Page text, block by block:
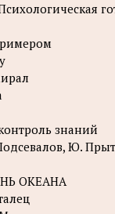
знаний
Ю.
ОКЕАНА